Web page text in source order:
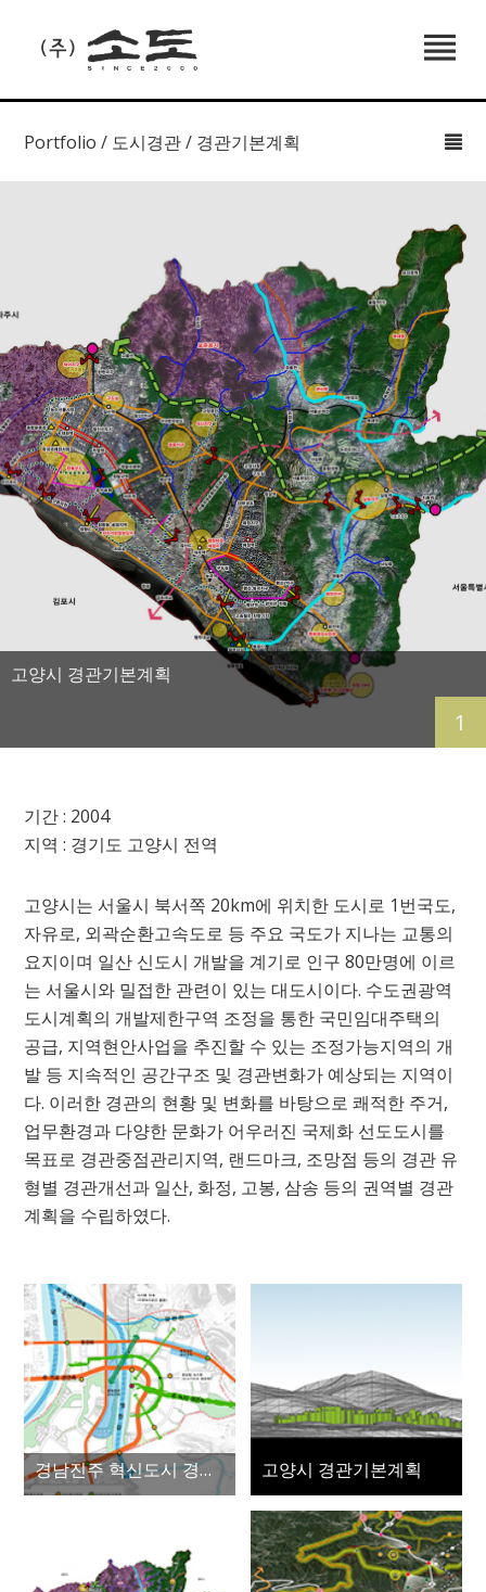
Portfolio / 도시경관 / 경관기본계획
고양시 경관기본계획
1
기간 : 2004
지역 : 경기도 고양시 전역
고양시는 서울시 북서쪽 20km에 위치한 도시로 1번국도,
자유로, 외곽순환고속도로 등 주요 국도가 지나는 교통의
요지이며 일산 신도시 개발을 계기로 인구 80만명에 이르
는 서울시와 밀접한 관련이 있는 대도시이다. 수도권광역
도시계획의 개발제한구역 조정을 통한 국민임대주택의
공급, 지역현안사업을 추진할 수 있는 조정가능지역의 개
발 등 지속적인 공간구조 및 경관변화가 예상되는 지역이
다. 이러한 경관의 현황 및 변화를 바탕으로 쾌적한 주거,
업무환경과 다양한 문화가 어우러진 국제화 선도도시를
목표로 경관중점관리지역, 랜드마크, 조망점 등의 경관 유
형별 경관개선과 일산, 화정, 고봉, 삼송 등의 권역별 경관
계획을 수립하였다.
경남진주 혁신도시 경관계획 고양시 경관기본계획